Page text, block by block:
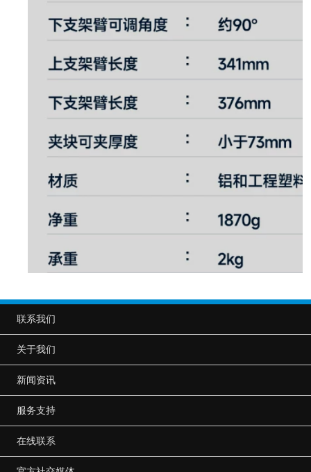
联系我们
关于我们
新闻资讯
服务支持
在线联系